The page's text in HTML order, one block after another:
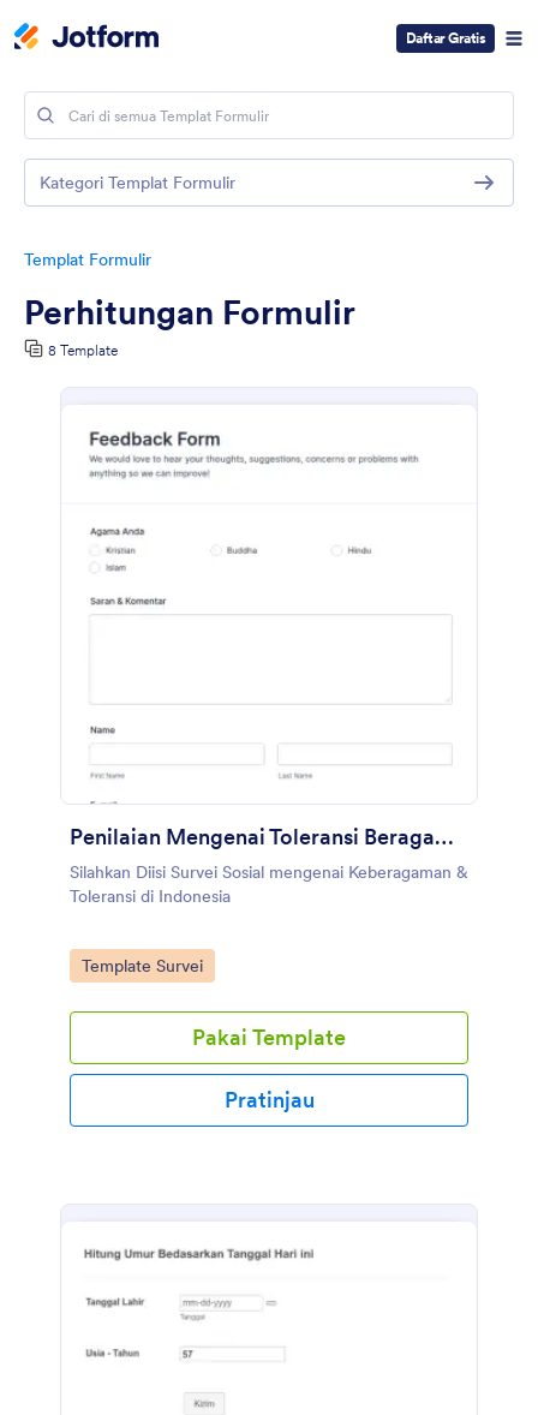
Daftar Gratis
Templat Formulir
Perhitungan Formulir
8 Template
Penilaian Mengenai Toleransi Beragama Indonesia
Silahkan Diisi Survei Sosial mengenai Keberagaman &
Toleransi di Indonesia
Go to Category:
Template Survei
Pakai Template
Pratinjau
Kategori Templat Formulir